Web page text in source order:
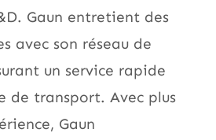
Gaun entretient des
avec son réseau de
un service rapide
de transport. Avec plus
Gaun